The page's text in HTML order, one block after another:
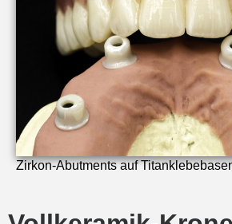
Zirkon-Abutments auf